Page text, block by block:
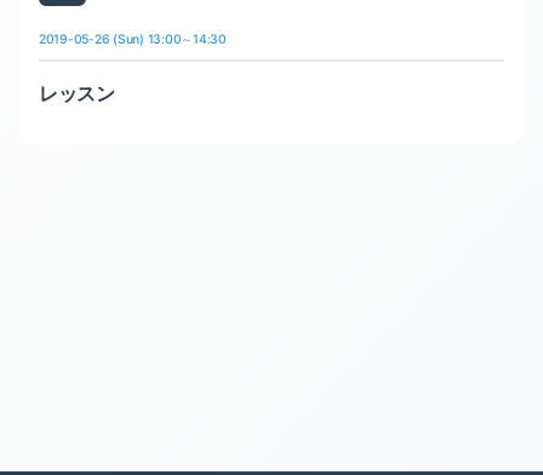
2019-05-26 (Sun) 13:00～14:30
レッスン